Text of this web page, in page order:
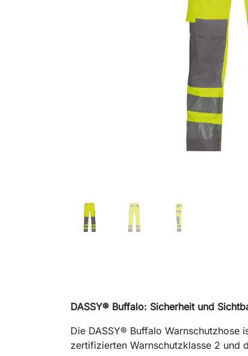
DASSY® Buffalo: Sicherheit und
Die DASSY® Buffalo
zertifizierten Warnschutzklasse 2 und